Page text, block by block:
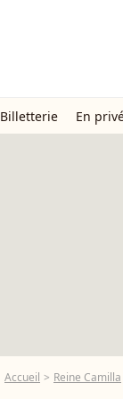
Billetterie En
Accueil Reine Camilla